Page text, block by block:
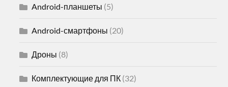
Android-планшеты (5)
Android-смартфоны (20)
Дроны (8)
Комплектующие для ПК (32)